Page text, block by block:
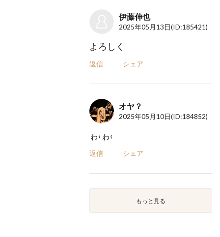
伊藤伸也
2025年05月13日(ID:185421)
よろしく
返信 シェア
オヤ？
2025年05月10日(ID:184852)
ゎ‹ゎ‹
返信 シェア
もっと見る